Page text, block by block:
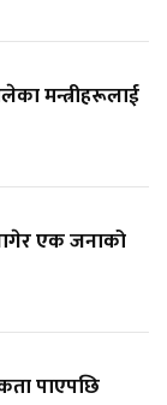
मन्त्रीहरूलाई
एक जनाको
पाएपछि